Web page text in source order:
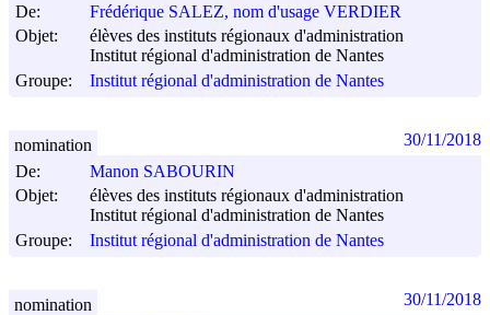
De:
Frédérique SALEZ, nom d'usage VERDIER
Objet:
élèves des instituts régionaux d'administration
Institut régional d'administration de Nantes
Groupe:
Institut régional d'administration de Nantes
De:
Manon SABOURIN
Objet:
élèves des instituts régionaux d'administration
Institut régional d'administration de Nantes
Groupe:
Institut régional d'administration de Nantes
nomination 30/11/2018
nomination 30/11/2018